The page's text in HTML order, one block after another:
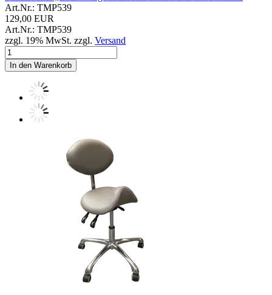
Art.Nr.: TMP539
129,00 EUR
Art.Nr.: TMP539
zzgl. 19% MwSt. zzgl. Versand
In den Warenkorb